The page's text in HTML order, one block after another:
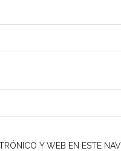
Y WEB EN ESTE